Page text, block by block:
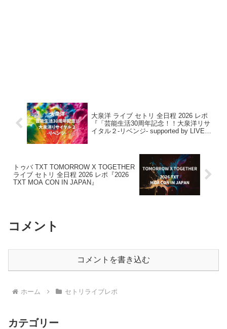
大泉洋 ライブ セトリ 全日程 2026 レポ
『「芸能生活30周年記念！！大泉洋リサ
イタル２-リベンジ- supported by LIVE
トゥバ TXT TOMORROW X TOGETHER
ライブ セトリ 全日程 2026 レポ『2026
TXT MOA CON IN JAPAN』
コメント
コメントを書き込む
ホーム セトリライブレポ
カテゴリー